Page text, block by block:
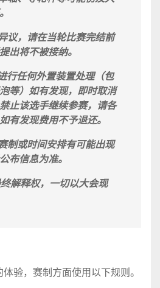
议，请在当轮比赛完结前
出将不被接纳。
行任何外置装置处理（包
等）如有发现，即时取消
止该选手继续参赛，请各
有发现费用不予退还。
制或时间安排有可能出现
布信息为准。
解释权，一切以大会现
验，赛制方面使用以下规则。